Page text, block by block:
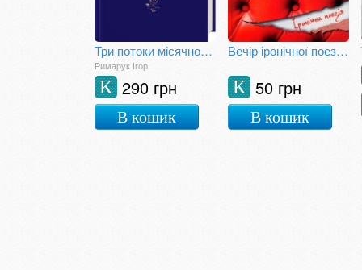
Три потоки місячного світла
Римарук Ігор
290 грн
К
В кошик
Вечір іронічної поезії V.I.P.
50 грн
К
В кошик